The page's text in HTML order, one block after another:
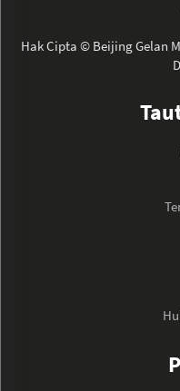
Hak Cipta © Beijing Gelan